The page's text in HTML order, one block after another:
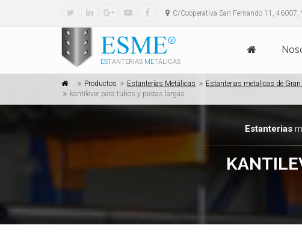
C/Cooperativa San Fernando 11, 46007,
ESTANTERIAS METÁLICAS
Productos Estanterías Metálicas Estanterias metalicas de
kantilever para tubos y piezas largas
Estanterias